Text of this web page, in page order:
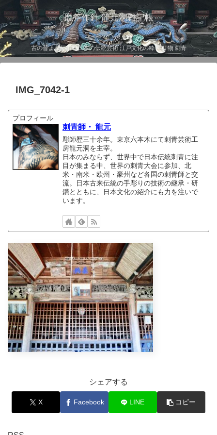
磨斧作針 龍元洞雑記帳
古の昔より伝わる日本の伝統芸術 江戸文化の粋 彫り物 刺青
IMG_7042-1
プロフィール
刺青師・ 龍元
彫師歴三十余年。東京六本木にて刺青芸術工
房龍元洞を主宰。
日本のみならず、世界中で日本伝統刺青に注
目が集まる中、世界の刺青大会に参加、北
米・南米・欧州・豪州など各国の刺青師と交
流。日本古来伝統の手彫りの技術の継承・研
鑽とともに、日本文化の紹介にも力を注いで
います。
シェアする
X Facebook LINE コピー